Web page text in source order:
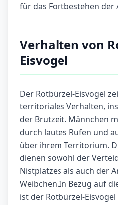
für das Fortbestehen der
Verhalten von
Eisvogel
Der Rotbürzel-Eisvogel
territoriales Verhalten,
der Brutzeit. Männchen
durch lautes Rufen und
über ihrem Territorium.
dienen sowohl der
Nistplatzes als auch der
Weibchen.In Bezug auf
ist der Rotbürzel-Eisvogel